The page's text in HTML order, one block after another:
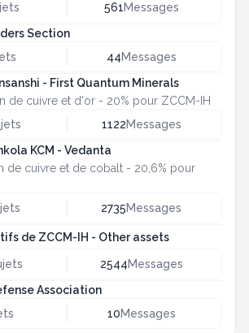
561Messages
Section
44Messages
- First Quantum Minerals
de cuivre et d'or - 20% pour ZCCM-IH
1122Messages
KCM - Vedanta
de cuivre et de cobalt - 20,6% pour
2735Messages
de ZCCM-IH - Other assets
2544Messages
Association
10Messages